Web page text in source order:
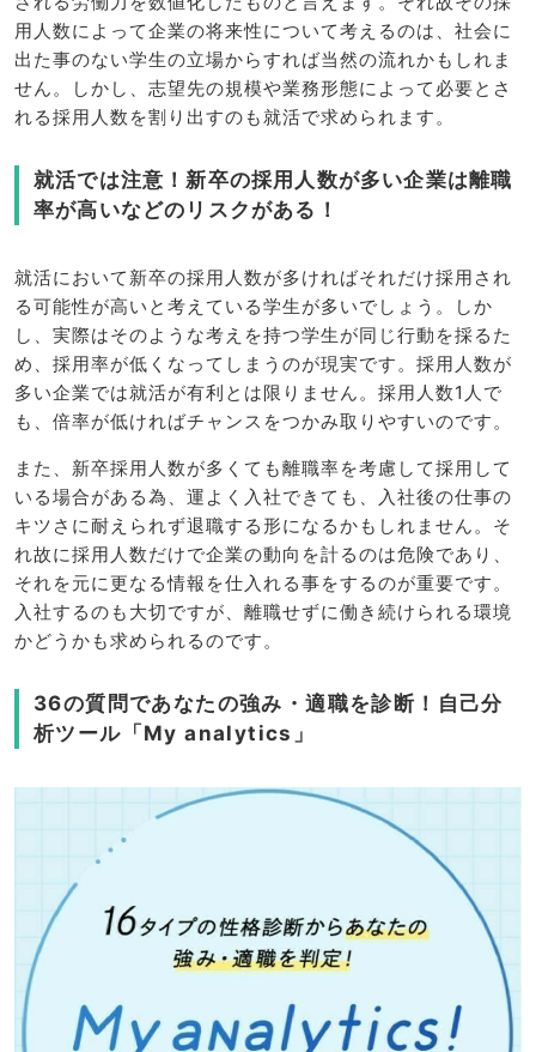
用人数によって企業の将来性について考えるのは、社会に
出た事のない学生の立場からすれば当然の流れかもしれま
せん。しかし、志望先の規模や業務形態によって必要とさ
れる採用人数を割り出すのも就活で求められます。
就活では注意！新卒の採用人数が多い企業は離職
率が高いなどのリスクがある！
就活において新卒の採用人数が多ければそれだけ採用され
る可能性が高いと考えている学生が多いでしょう。しか
し、実際はそのような考えを持つ学生が同じ行動を採るた
め、採用率が低くなってしまうのが現実です。採用人数が
多い企業では就活が有利とは限りません。採用人数1人で
も、倍率が低ければチャンスをつかみ取りやすいのです。
また、新卒採用人数が多くても離職率を考慮して採用して
いる場合がある為、運よく入社できても、入社後の仕事の
キツさに耐えられず退職する形になるかもしれません。そ
れ故に採用人数だけで企業の動向を計るのは危険であり、
それを元に更なる情報を仕入れる事をするのが重要です。
入社するのも大切ですが、離職せずに働き続けられる環境
かどうかも求められるのです。
36の質問であなたの強み・適職を診断！自己分
析ツール「My analytics」